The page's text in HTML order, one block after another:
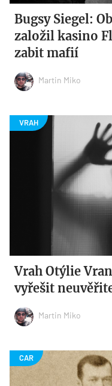
Bugsy Siegel:
založil kasino
zabit mafií
Martin Miko
Vrah Otýlie
vyřešit
Martin Miko